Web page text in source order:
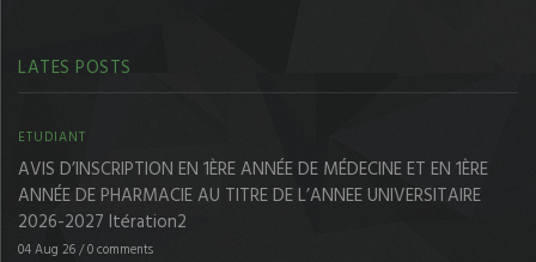
LATES POSTS
ETUDIANT
AVIS D’INSCRIPTION EN 1ÈRE ANNÉE DE MÉDECINE ET EN 1ÈRE
ANNÉE DE PHARMACIE AU TITRE DE L’ANNEE UNIVERSITAIRE
2026-2027 Itération2
04 Aug 26/0 comments